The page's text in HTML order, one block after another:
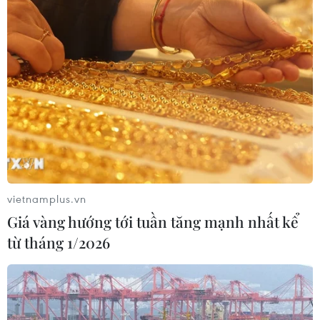
VNPT-VRG và cái “bắt tay” chiến
lược của để xây mô hình khu công
nghiệp công nghệ số
05/08/2026 02:59
VIB ra mắt One Card, mở ra bước
tiến mới về thẻ tín dụng
05/08/2026 01:48
Doanh thu của Apple tại Ấn Độ lần
đầu vượt 10 tỷ USD
05/08/2026 00:53
vietnamplus.vn
Giá vàng hướng tới tuần tăng mạnh nhất kể
từ tháng 1/2026